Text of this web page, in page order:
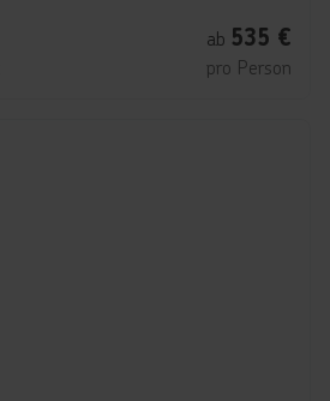
ab 535 €
pro Person